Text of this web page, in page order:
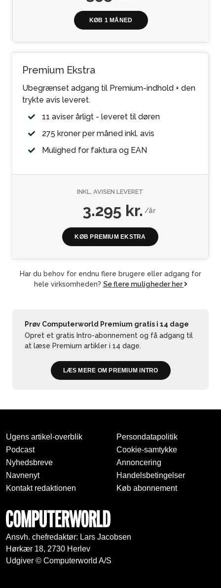
KØB 1 MÅNED
Premium Ekstra
Ubegrænset adgang til Premium-indhold + den
trykte avis leveret.
11 aviser årligt - leveret til døren
275 kroner per måned inkl. avis
Mulighed for faktura og EAN
INKL. AVISEN LEVERET
3.295 kr./år
KØB PREMIUM EKSTRA
Har du behov for endnu flere brugere eller adgang for
hele virksomheden? Se flere muligheder her
Prøv Computerworld Premium gratis i 14 dage
Opret et gratis Intro-abonnement og få adgang til
at læse Premium artikler i 14 dage.
LÆS MERE OM PREMIUM INTRO
Ugens artikel-overblik
Podcast
Nyhedsbreve
Navnenyt
Kontakt redaktionen
Persondatapolitik
Cookie-samtykke
Annoncering
Handelsbetingelser
Køb abonnement
Ansvh. chefredaktør: Lars Jacobsen
Hørkær 18, 2730 Herlev
Udgiver © Computerworld A/S